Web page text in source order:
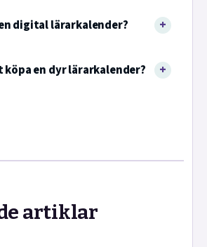
digital lärarkalender?
en dyr lärarkalender?
artiklar